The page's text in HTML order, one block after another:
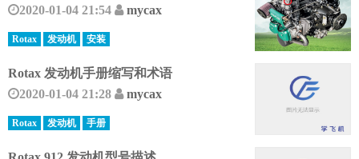
2020-01-04 21:54
mycax
Rotax 发动机 安装
Rotax 发动机手册缩写和术语
2020-01-04 21:28
mycax
Rotax 发动机 手册